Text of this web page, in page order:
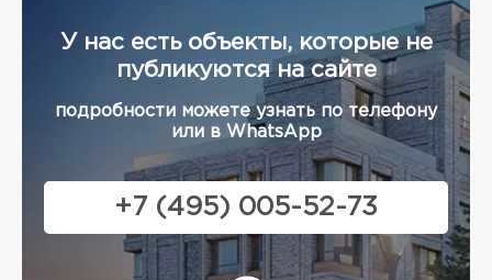
У нас есть объекты, которые не
публикуются на сайте
подробности можете узнать по телефону
или в WhatsApp
+7 (495) 005-52-73